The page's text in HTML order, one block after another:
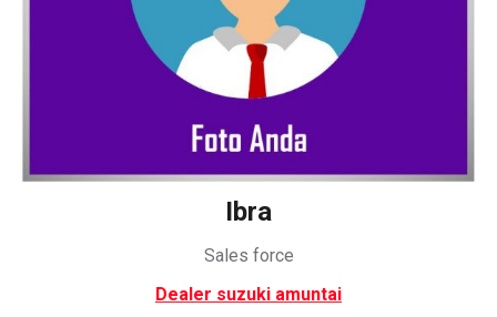
Ibra
Sales force
Dealer suzuki amuntai